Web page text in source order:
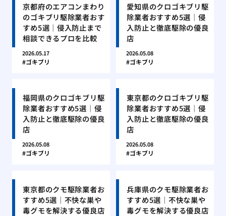
京都府のエアコンまわり
のゴキブリ駆除業者おす
すめ5選｜侵入防止まで
相談できるプロを比較
2026.05.17
ゴキブリ
愛知県のクロゴキブリ駆
除業者おすすめ5選｜侵
入防止と徹底駆除の優良
店
2026.05.08
ゴキブリ
福岡県のクロゴキブリ駆
除業者おすすめ5選｜侵
入防止と徹底駆除の優良
店
2026.05.08
ゴキブリ
東京都のクロゴキブリ駆
除業者おすすめ5選｜侵
入防止と徹底駆除の優良
店
2026.05.08
ゴキブリ
東京都のクモ駆除業者お
すすめ5選｜不快な巣や
毒グモを解決する優良店
兵庫県のクモ駆除業者お
すすめ5選｜不快な巣や
毒グモを解決する優良店